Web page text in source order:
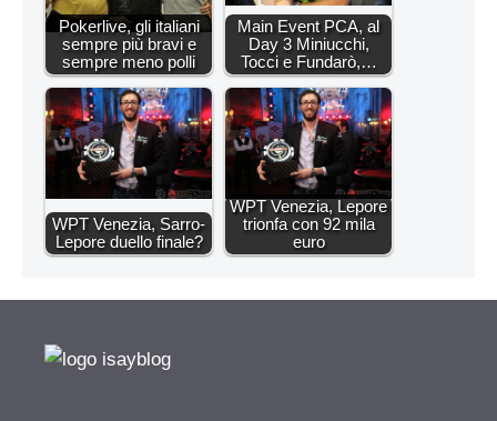
Pokerlive, gli italiani
sempre più bravi e
sempre meno polli
Main Event PCA, al
Day 3 Miniucchi,
Tocci e Fundarò,…
WPT Venezia, Sarro-
Lepore duello finale?
WPT Venezia, Lepore
trionfa con 92 mila
euro